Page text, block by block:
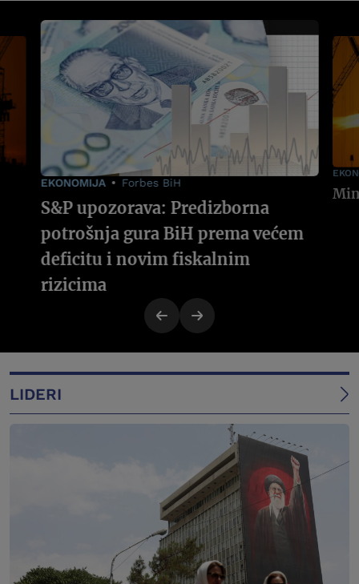
EKONOMIJA Forbes BiH
S&P upozorava: Predizborna
potrošnja gura BiH prema većem
deficitu i novim fiskalnim
rizicima
LIDERI